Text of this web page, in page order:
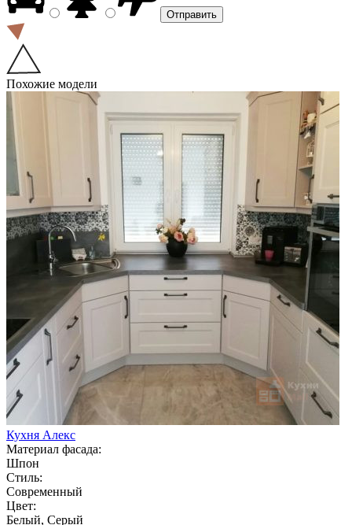
Похожие модели
Кухня Алекс
Материал фасада:
Шпон
Стиль:
Современный
Цвет:
Белый, Серый